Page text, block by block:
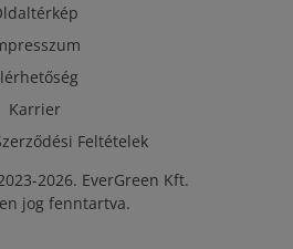
Karrier
Feltételek
2026. EverGreen Kft.
jog fenntartva.